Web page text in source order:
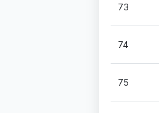
73
74
75